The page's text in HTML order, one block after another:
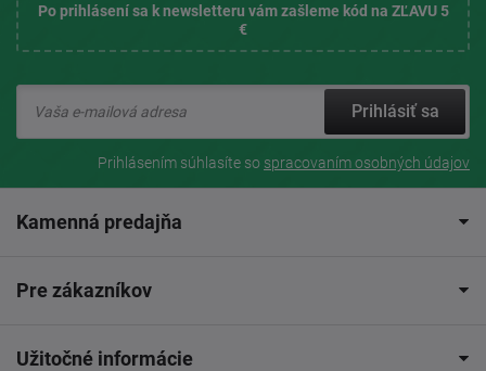
Po prihlásení sa k newsletteru vám zašleme kód na ZĽAVU 5
€
Prihlásiť sa
Prihlásením súhlasíte so spracovaním osobných údajov
Kamenná predajňa
Pre zákazníkov
Užitočné informácie